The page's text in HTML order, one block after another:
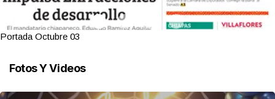
Portada Octubre 03
Fotos Y Videos